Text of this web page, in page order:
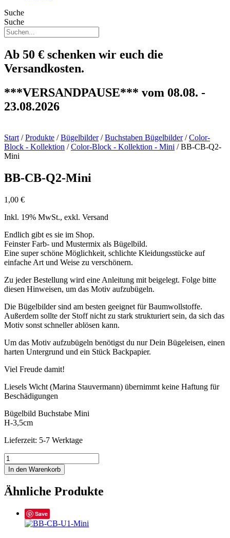
Suche
Suche
Ab 50 € schenken wir euch die
Versandkosten.
***VERSANDPAUSE*** vom 08.08. -
23.08.2026
Start /Produkte /Bügelbilder/Buchstaben Bügelbilder/Color-
Block - Kollektion /Color-Block - Kollektion - Mini / BB-CB-Q2-
Mini
BB-CB-Q2-Mini
1,00 €
Inkl. 19% MwSt., exkl. Versand
Endlich gibt es sie im Shop.
Feinster Farb- und Mustermix als Bügelbild.
Eine super schöne Möglichkeit, schlichte Kleidungsstücke auf
einfache Art und Weise zu verschönern.
Zu jeder Bestellung wird eine Anleitung mit beigelegt. Folge bitte
diesen Hinweisen, um das Motiv aufzubügeln.
Die Bügelbilder sind am besten geeignet für Baumwollstoffe.
Außerdem sollte der Stoff nicht zu stark strukturiert sein, da sich das
Motiv sonst schneller ablösen kann.
Um das Motiv aufzubügeln benötigst du nur Dein Bügeleisen, einen
harten Untergrund und ein Stück Backpapier.
Viel Freude damit!
Liesels Wicht (Marina Stauvermann) übernimmt keine Haftung für
Beschädigungen
Bügelbild Buchstabe Mini
H-3,5cm
Lieferzeit: 5-7 Werktage
BB-
CB-
Q2-
Mini
Menge
In den Warenkorb
Ähnliche Produkte
Save